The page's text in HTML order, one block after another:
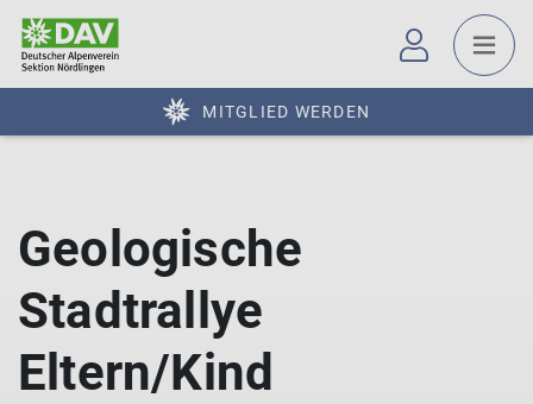
MITGLIED WERDEN
Geologische
Stadtrallye
Eltern/Kind